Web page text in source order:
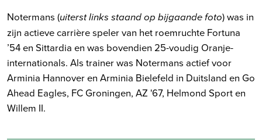
Notermans (uiterst links staand op bijgaande foto) was in
zijn actieve carrière speler van het roemruchte Fortuna
’54 en Sittardia en was bovendien 25-voudig Oranje-
internationals. Als trainer was Notermans actief voor
Arminia Hannover en Arminia Bielefeld in Duitsland en Go
Ahead Eagles, FC Groningen, AZ '67, Helmond Sport en
Willem II.